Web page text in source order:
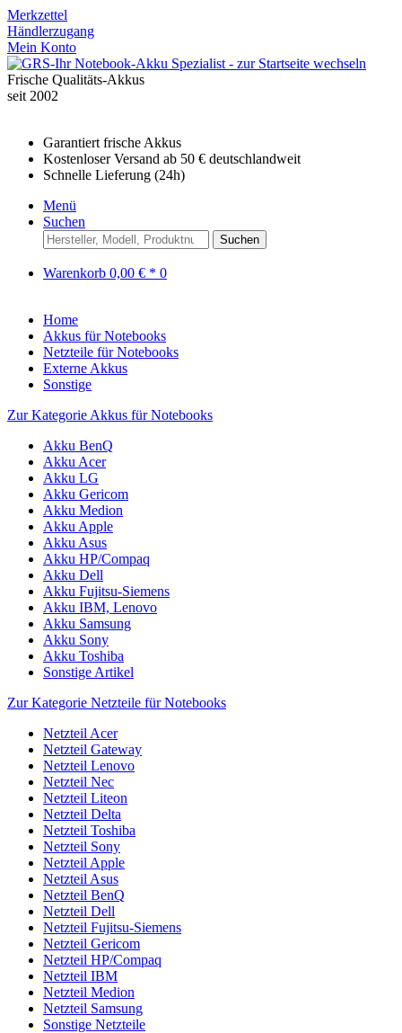
Merkzettel
Händlerzugang
Mein Konto
Frische Qualitäts-Akkus
seit 2002
Garantiert frische Akkus
Kostenloser Versand ab 50 € deutschlandweit
Schnelle Lieferung (24h)
Menü
Suchen
Suchen
Warenkorb 0,00 € * 0
Home
Akkus für Notebooks
Netzteile für Notebooks
Externe Akkus
Sonstige
Zur Kategorie Akkus für Notebooks
Akku BenQ
Akku Acer
Akku LG
Akku Gericom
Akku Medion
Akku Apple
Akku Asus
Akku HP/Compaq
Akku Dell
Akku Fujitsu-Siemens
Akku IBM, Lenovo
Akku Samsung
Akku Sony
Akku Toshiba
Sonstige Artikel
Zur Kategorie Netzteile für Notebooks
Netzteil Acer
Netzteil Gateway
Netzteil Lenovo
Netzteil Nec
Netzteil Liteon
Netzteil Delta
Netzteil Toshiba
Netzteil Sony
Netzteil Apple
Netzteil Asus
Netzteil BenQ
Netzteil Dell
Netzteil Fujitsu-Siemens
Netzteil Gericom
Netzteil HP/Compaq
Netzteil IBM
Netzteil Medion
Netzteil Samsung
Sonstige Netzteile